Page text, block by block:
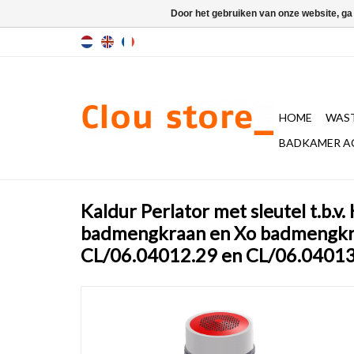
HOME
BADKAMER
Kaldur Perlator met sleutel t.b.v.
badmengkraan en Xo
CL/06.04012.29 en CL/
Door het gebruiken van onze website,